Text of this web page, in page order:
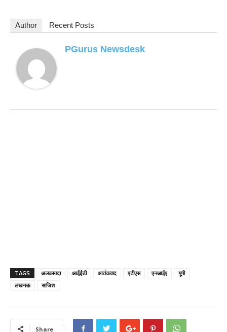
Author Recent Posts
PGurus Newsdesk
TAGS अलकायदा आईईडी आतंकवाद एटीएस एनआईए
यूपी
लखनऊ
साजिश
Share